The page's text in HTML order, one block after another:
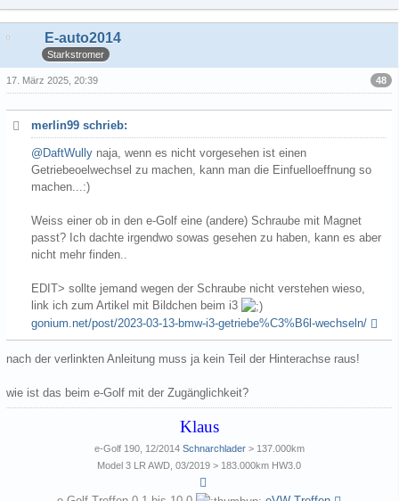
E-auto2014
Starkstromer
48
17. März 2025, 20:39
merlin99 schrieb:
@DaftWully naja, wenn es nicht vorgesehen ist einen
Getriebeoelwechsel zu machen, kann man die Einfuelloeffnung so
machen...:)
Weiss einer ob in den e-Golf eine (andere) Schraube mit Magnet
passt? Ich dachte irgendwo sowas gesehen zu haben, kann es aber
nicht mehr finden..
EDIT> sollte jemand wegen der Schraube nicht verstehen wieso,
link ich zum Artikel mit Bildchen beim i3
gonium.net/post/2023-03-13-bmw-i3-getriebe%C3%B6l-wechseln/
nach der verlinkten Anleitung muss ja kein Teil der Hinterachse raus!
wie ist das beim e-Golf mit der Zugänglichkeit?
Klaus
e-Golf 190, 12/2014 Schnarchlader> 137.000km
Model 3 LR AWD, 03/2019 > 183.000km HW3.0